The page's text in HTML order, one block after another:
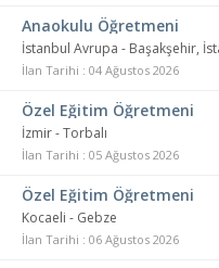
Anaokulu Öğretmeni
İstanbul Avrupa - Başakşehir,
İlan Tarihi : 04 Ağustos 2026
Özel Eğitim Öğretmeni
İzmir - Torbalı
İlan Tarihi : 05 Ağustos 2026
Özel Eğitim Öğretmeni
Kocaeli - Gebze
İlan Tarihi : 06 Ağustos 2026